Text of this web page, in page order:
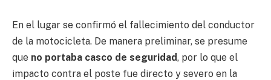
En el lugar se confirmó el fallecimiento del conductor
de la motocicleta. De manera preliminar, se presume
que no portaba casco de seguridad, por lo que el
impacto contra el poste fue directo y severo en la